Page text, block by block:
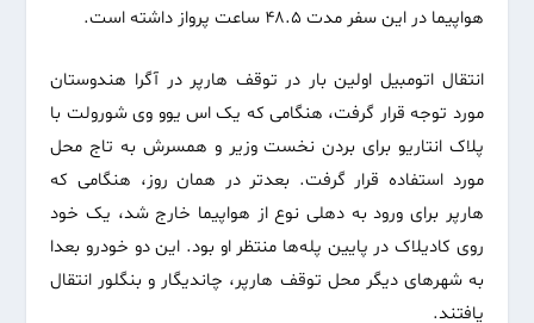
هواپیما در این سفر مدت ۴۸.۵ ساعت پرواز داشته است.
انتقال اتومبیل اولین بار در توقف هارپر در آگرا هندوستان
مورد توجه قرار گرفت، هنگامی که یک اس‌ یوو وی شورولت با
پلاک انتاریو برای بردن نخست وزیر و همسرش به تاج محل
مورد استفاده قرار گرفت. بعدتر در همان روز، هنگامی که
هارپر برای ورود به دهلی‌ نوع از هواپیما خارج شد، یک خود
روی کادیلاک در پایین پله‌ها منتظر او بود. این دو خودرو بعدا
به شهرهای دیگر محل توقف هارپر، چاندیگار و بنگلور انتقال
یافتند.